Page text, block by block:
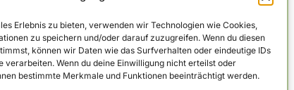
Erlebnis zu bieten, verwenden wir Technologien wie Cookies,
zu speichern und/oder darauf zuzugreifen. Wenn du diesen
können wir Daten wie das Surfverhalten oder eindeutige IDs
verarbeiten. Wenn du deine Einwilligung nicht erteilst oder
bestimmte Merkmale und Funktionen beeinträchtigt werden.